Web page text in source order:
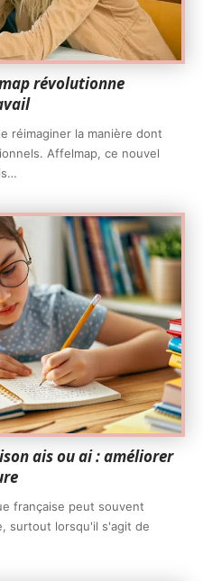
révolutionne
réimaginer la manière dont
Affelmap, ce nouvel
…
ais ou ai : améliorer
française peut souvent
surtout lorsqu'il s'agit de